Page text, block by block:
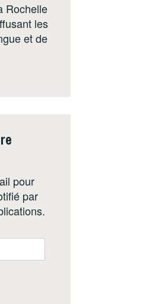
Rochelle
les
et de
pour
par